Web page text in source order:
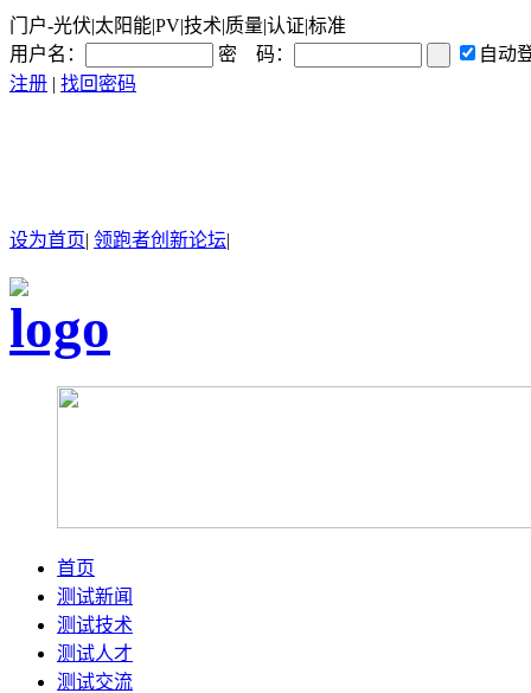
门户-光伏|太阳能|PV|技术|质量|认证|标准
用户名：
密 码：
自动
注册 | 找回密码
设为首页| 领跑者创新论坛|
首页
测试新闻
测试技术
测试人才
测试交流